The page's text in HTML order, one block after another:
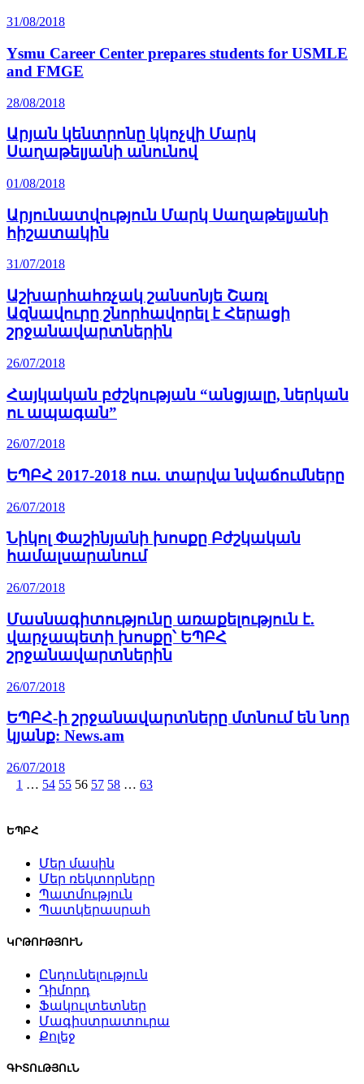
31/08/2018
Ysmu Career Center prepares students for USMLE
and FMGE
28/08/2018
Արյան կենտրոնը կկոչվի Մարկ
Սաղաթելյանի անունով
01/08/2018
Արյունատվություն Մարկ Սաղաթելյանի
հիշատակին
31/07/2018
Աշխարհահռչակ շանսոնյե Շառլ
Ազնավուրը շնորհավորել է Հերացի
շրջանավարտներին
26/07/2018
Հայկական բժշկության “անցյալը, ներկան
ու ապագան”
26/07/2018
ԵՊԲՀ 2017-2018 ուս. տարվա նվաճումները
26/07/2018
Նիկոլ Փաշինյանի խոսքը Բժշկական
համալսարանում
26/07/2018
Մասնագիտությունը առաքելություն է.
վարչապետի խոսքը՝ ԵՊԲՀ
շրջանավարտներին
26/07/2018
ԵՊԲՀ-ի շրջանավարտները մտնում են նոր
կյանք: News.am
26/07/2018
1 … 54 55 56 57 58 … 63
ԵՊԲՀ
Մեր մասին
Մեր ռեկտորները
Պատմություն
Պատկերասրահ
ԿՐԹՈՒԹՅՈՒՆ
Ընդունելություն
Դիմորդ
Ֆակուլտետներ
Մագիստրատուրա
Քոլեջ
ԳԻՏՈւԹՅՈւՆ